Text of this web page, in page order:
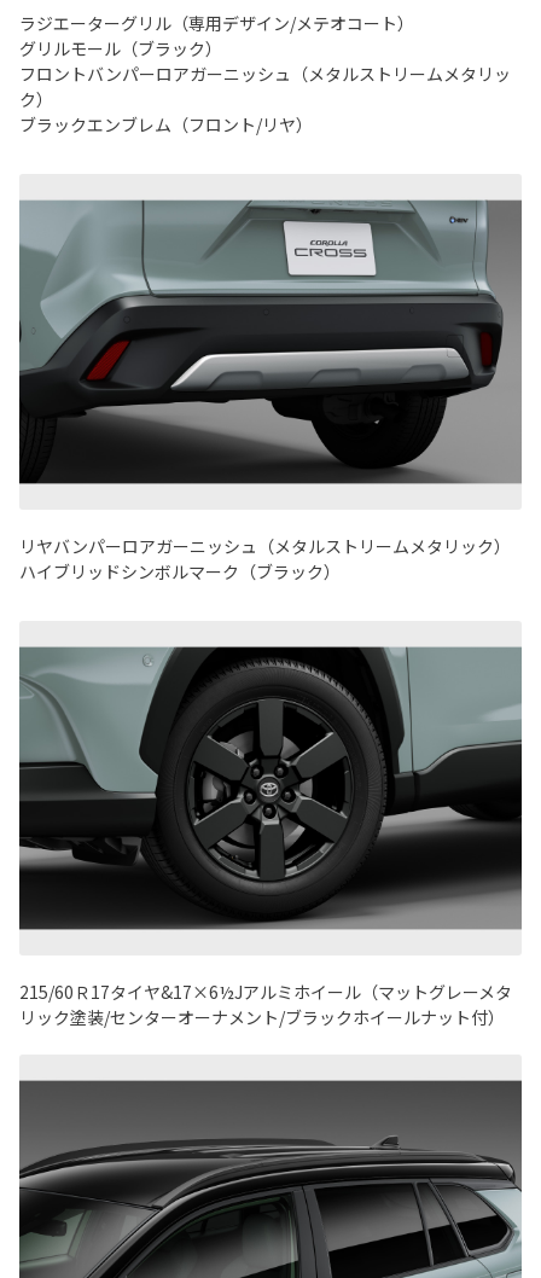
ラジエーターグリル（専用デザイン/メテオコート）
グリルモール（ブラック）
フロントバンパーロアガーニッシュ（メタルストリームメタリッ
ク）
ブラックエンブレム（フロント/リヤ）
リヤバンパーロアガーニッシュ（メタルストリームメタリック）
ハイブリッドシンボルマーク（ブラック）
215/60Ｒ17タイヤ&17×6½Jアルミホイール（マットグレーメタ
リック塗装/センターオーナメント/ブラックホイールナット付）